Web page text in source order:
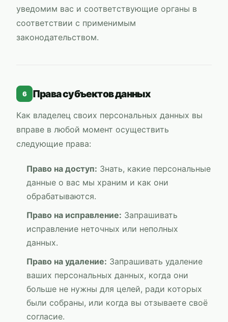
уведомим вас и соответствующие органы в
соответствии с применимым
законодательством.
6 Права субъектов данных
Как владелец своих персональных данных вы
вправе в любой момент осуществить
следующие права:
Право на доступ: Знать, какие персональные
данные о вас мы храним и как они
обрабатываются.
Право на исправление: Запрашивать
исправление неточных или неполных
данных.
Право на удаление: Запрашивать удаление
ваших персональных данных, когда они
больше не нужны для целей, ради которых
были собраны, или когда вы отзываете своё
согласие.